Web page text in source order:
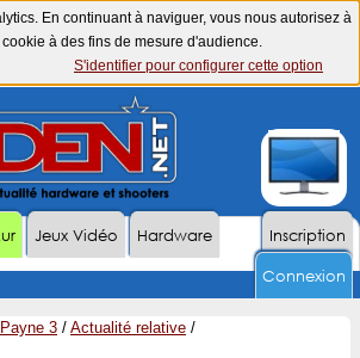
En continuant à naviguer, vous nous autorisez à
à des fins de mesure d'audience.
S'identifier pour configurer cette option
Inscription
Jeux Vidéo
Hardware
Connexion
3 / Actualité relative /